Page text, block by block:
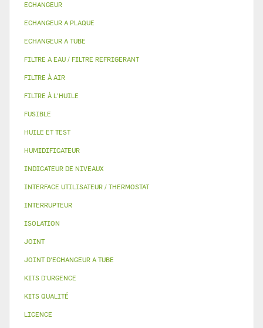
ECHANGEUR
ECHANGEUR A PLAQUE
ECHANGEUR A TUBE
FILTRE A EAU / FILTRE REFRIGERANT
FILTRE À AIR
FILTRE À L'HUILE
FUSIBLE
HUILE ET TEST
HUMIDIFICATEUR
INDICATEUR DE NIVEAUX
INTERFACE UTILISATEUR / THERMOSTAT
INTERRUPTEUR
ISOLATION
JOINT
JOINT D'ECHANGEUR A TUBE
KITS D'URGENCE
KITS QUALITÉ
LICENCE